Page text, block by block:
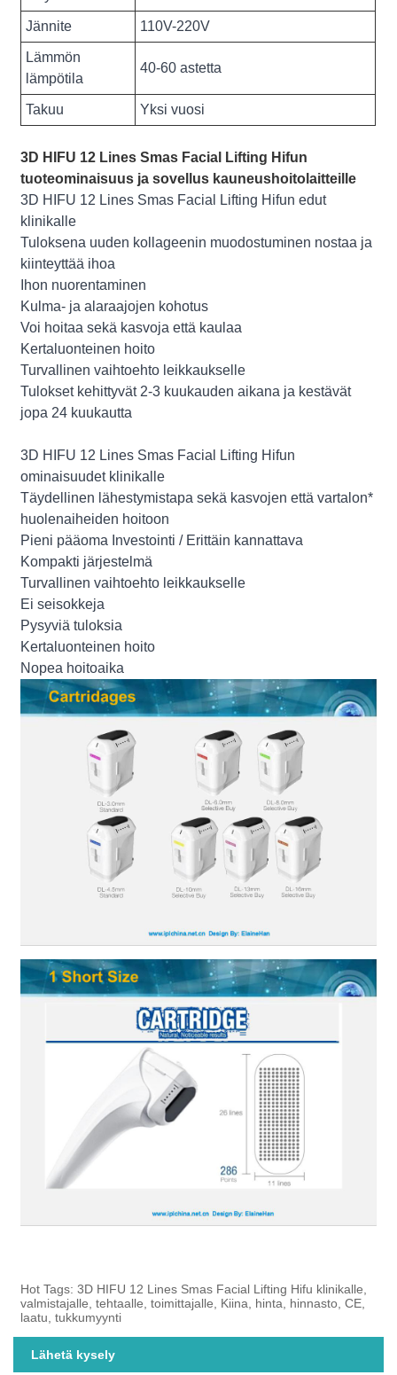
Jännite 110V-220V
Lämmön
lämpötila
40-60 astetta
Takuu Yksi vuosi
3D HIFU 12 Lines Smas Facial Lifting Hifun
tuoteominaisuus ja sovellus kauneushoitolaitteille
3D HIFU 12 Lines Smas Facial Lifting Hifun edut
klinikalle
Tuloksena uuden kollageenin muodostuminen nostaa ja
kiinteyttää ihoa
Ihon nuorentaminen
Kulma- ja alaraajojen kohotus
Voi hoitaa sekä kasvoja että kaulaa
Kertaluonteinen hoito
Turvallinen vaihtoehto leikkaukselle
Tulokset kehittyvät 2-3 kuukauden aikana ja kestävät
jopa 24 kuukautta
3D HIFU 12 Lines Smas Facial Lifting Hifun
ominaisuudet klinikalle
Täydellinen lähestymistapa sekä kasvojen että vartalon*
huolenaiheiden hoitoon
Pieni pääoma Investointi / Erittäin kannattava
Kompakti järjestelmä
Turvallinen vaihtoehto leikkaukselle
Ei seisokkeja
Pysyviä tuloksia
Kertaluonteinen hoito
Nopea hoitoaika
Hot Tags: 3D HIFU 12 Lines Smas Facial Lifting Hifu klinikalle,
valmistajalle, tehtaalle, toimittajalle, Kiina, hinta, hinnasto, CE,
laatu, tukkumyynti
Lähetä kysely